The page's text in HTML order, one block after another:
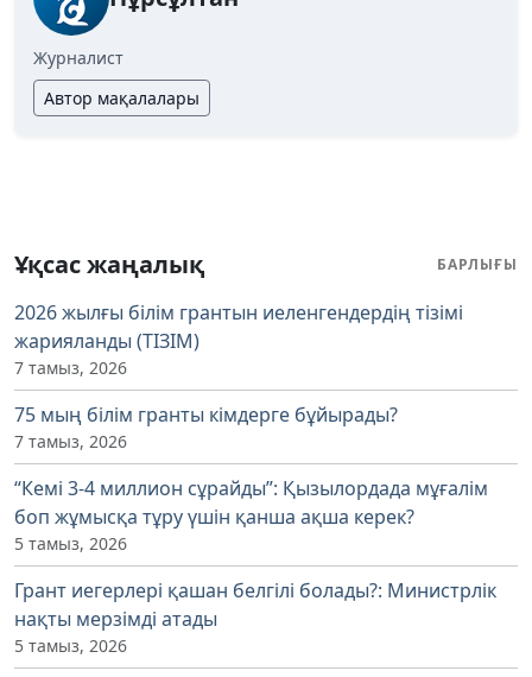
Журналист
Автор мақалалары
Ұқсас жаңалық БАРЛЫҒЫ
2026 жылғы білім грантын иеленгендердің тізімі
жарияланды (ТІЗІМ)
7 тамыз, 2026
75 мың білім гранты кімдерге бұйырады?
7 тамыз, 2026
“Кемі 3-4 миллион сұрайды”: Қызылордада мұғалім
боп жұмысқа тұру үшін қанша ақша керек?
5 тамыз, 2026
Грант иегерлері қашан белгілі болады?: Министрлік
нақты мерзімді атады
5 тамыз, 2026